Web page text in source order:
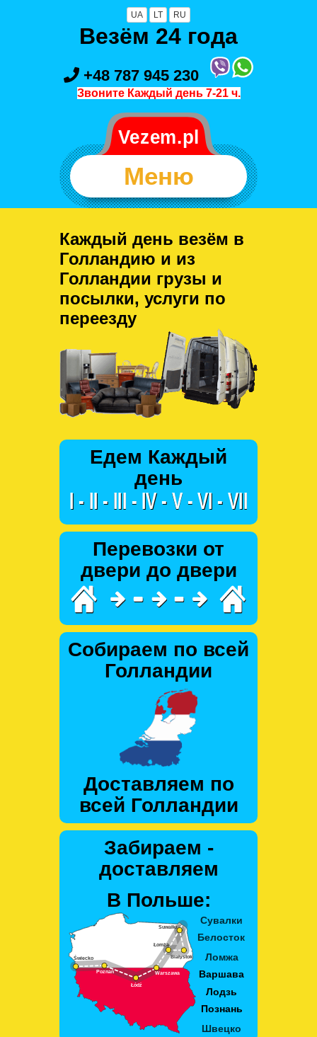
UA LT RU
Везём 24 года
+48 787 945 230
Звоните Каждый день 7-21 ч.
Меню
Каждый день везём в
Голландию и из
Голландии грузы и
посылки, услуги по
переезду
Едем Каждый
день
Перевозки от
двери до двери
Собираем по всей
Голландии
Доставляем по
всей Голландии
Забираем -
доставляем
В Польше: